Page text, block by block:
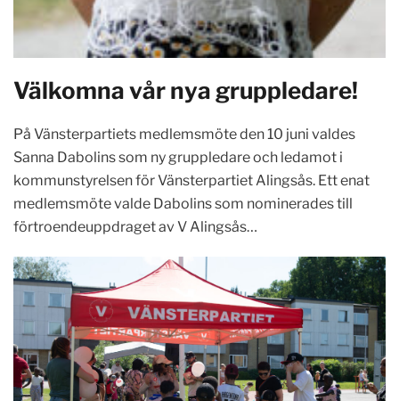
Välkomna vår nya gruppledare!
På Vänsterpartiets medlemsmöte den 10 juni valdes
Sanna Dabolins som ny gruppledare och ledamot i
kommunstyrelsen för Vänsterpartiet Alingsås. Ett enat
medlemsmöte valde Dabolins som nominerades till
förtroendeuppdraget av V Alingsås…